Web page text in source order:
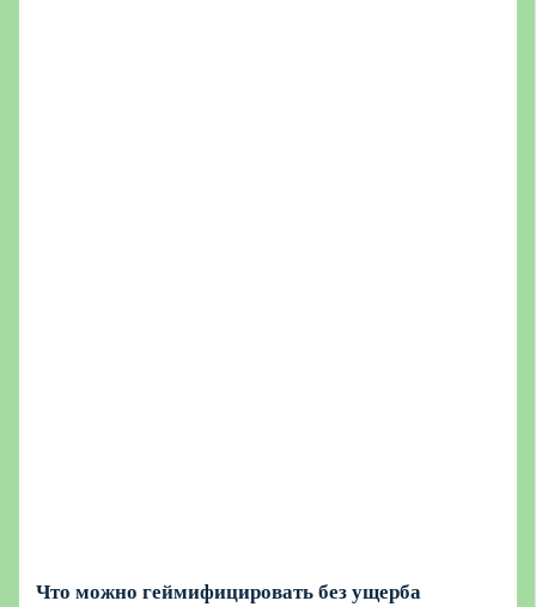
Что можно геймифицировать без ущерба